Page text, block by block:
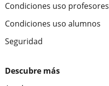
Condiciones uso profesores
Condiciones uso alumnos
Seguridad
Descubre más